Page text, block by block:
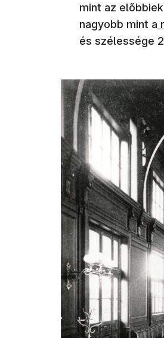
mint az
nagyobb mint a
és szélessége